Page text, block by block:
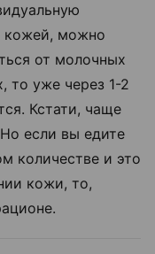
кожей, можно
от молочных
то уже через 1-2
Кстати, чаще
если вы едите
количестве и это
кожи, то,